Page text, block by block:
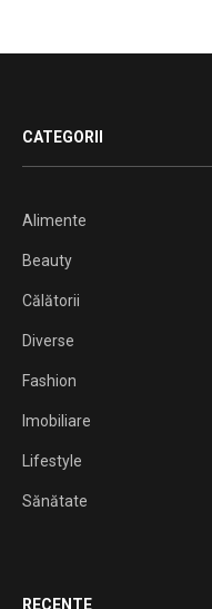
CATEGORII
Alimente
Beauty
Călătorii
Diverse
Fashion
Imobiliare
Lifestyle
Sănătate
RECENTE